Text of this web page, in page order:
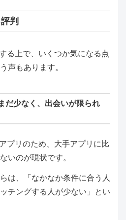
判
る上で、いくつか気になる点
声もあります。
だ少なく、出会いが限られ
プリのため、大手アプリに比
いのが現状です。
は、「なかなか条件に合う人
チングする人が少ない」とい